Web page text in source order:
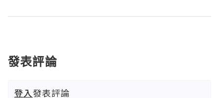
發表評論
登入發表評論